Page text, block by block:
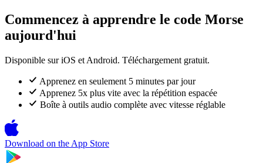
Commencez à apprendre le code Morse
aujourd'hui
Disponible sur iOS et Android. Téléchargement gratuit.
Apprenez en seulement 5 minutes par jour
Apprenez 5x plus vite avec la répétition espacée
Boîte à outils audio complète avec vitesse réglable
Download on the App Store